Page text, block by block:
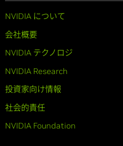
NVIDIA について
会社概要
NVIDIA テクノロジ
NVIDIA Research
投資家向け情報
社会的責任
NVIDIA Foundation